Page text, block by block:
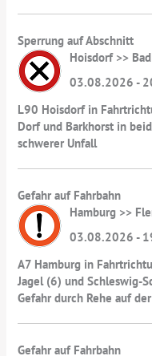
Sperrung auf Abschnitt
Hoisdorf >>
03.08.2026 -
L90 Hoisdorf in
Dorf und Barkhorst in
schwerer Unfall
Gefahr auf Fahrbahn
Hamburg >>
03.08.2026 -
A7 Hamburg in
Jagel (6) und Schleswig-
Gefahr durch Rehe auf
Gefahr auf Fahrbahn